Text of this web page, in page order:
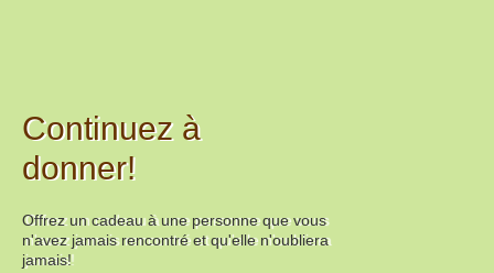
Continuez à
donner!
Offrez un cadeau à une personne que vous
n'avez jamais rencontré et qu'elle n'oubliera
jamais!